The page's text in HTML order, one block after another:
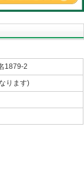
療家を目指し